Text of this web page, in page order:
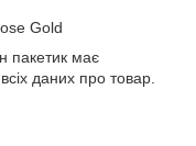
Gold
пакетик має
даних про товар.